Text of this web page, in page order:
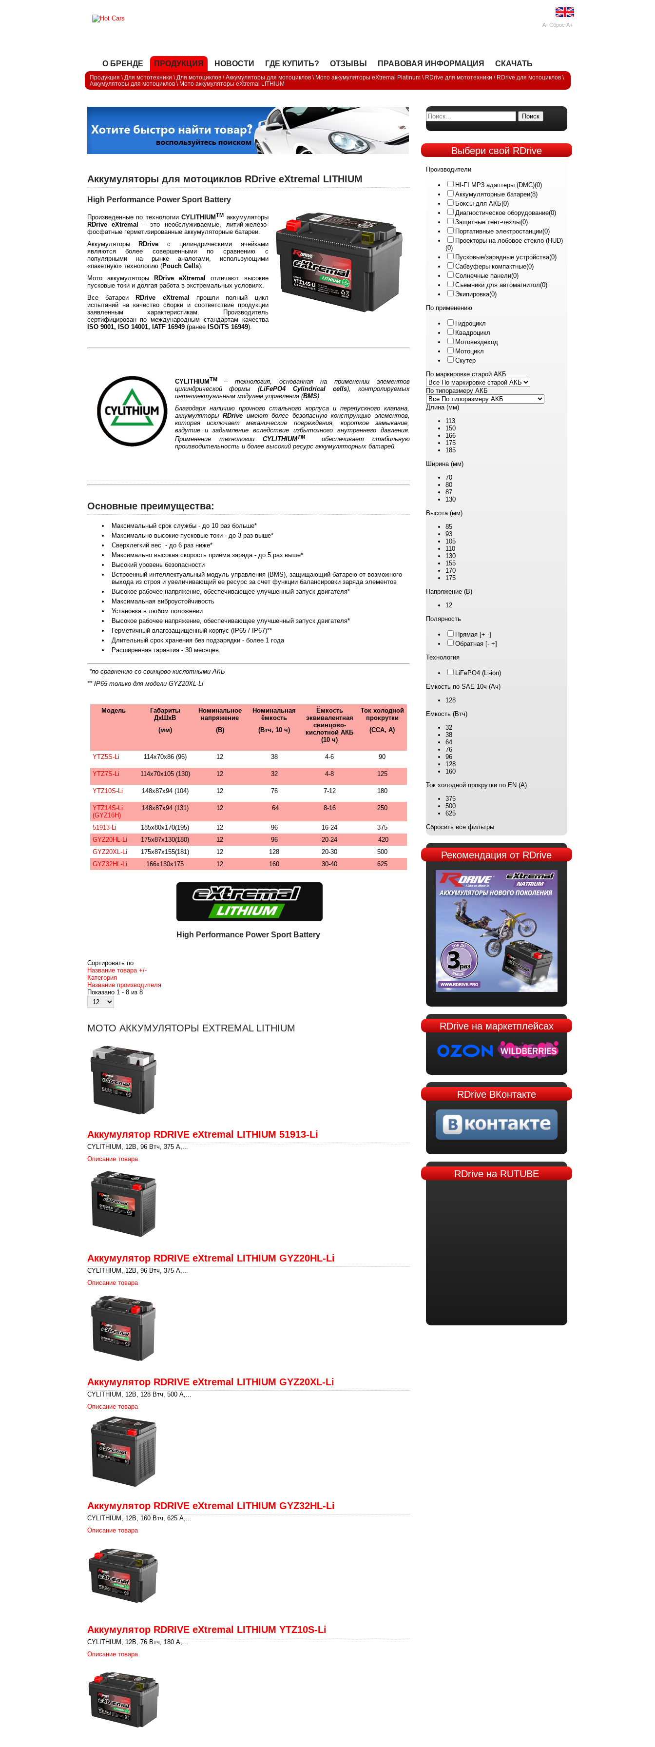
A- Сброс A+
О БРЕНДЕ ПРОДУКЦИЯ НОВОСТИ ГДЕ КУПИТЬ? ОТЗЫВЫ ПРАВОВАЯ ИНФОРМАЦИЯ СКАЧАТЬ
Продукция \ Для мототехники \ Для мотоциклов\ Аккумуляторы для мотоциклов\ Мото аккумуляторы eXtremal Platinum\ RDrive для мототехники \ RDrive для мотоциклов\
Аккумуляторы для мотоциклов\ Мото аккумуляторы eXtremal LITHIUM
Аккумуляторы для мотоциклов RDrive eXtremal LITHIUM
High Performance Power Sport Battery
Произведенные по технологии CYLITHIUMТМ аккумуляторы
RDrive eXtremal
- это необслуживаемые, литий-железо-
фосфатные герметизированные аккумуляторные батареи.
Аккумуляторы
RDrive с цилиндрическими ячейками
являются более совершенными по сравнению с
популярными на рынке аналогами, использующими
«пакетную» технологию (Pouch Cells).
Мото аккумуляторы
RDrive eXtremal
отличают высокие
пусковые токи и долгая работа в экстремальных условиях.
Все батареи
RDrive eXtremal
прошли полный цикл
испытаний на качество сборки и соответствие продукции
заявленным характеристикам. Производитель
сертифицирован по международным стандартам качества
ISO 9001, ISO 14001, IATF 16949 (ранееISO/TS 16949).
CYLITHIUMТМ
– технология, основанная на применении элементов
цилиндрической формы (LiFePO4 Cylindrical cells), контролируемых
интеллектуальным модулем управления (BMS).
Благодаря наличию прочного стального корпуса и перепускного клапана,
аккумуляторы RDrive имеют более безопасную конструкцию элементов,
которая исключает механические повреждения, короткое замыкание,
вздутие и задымление вследствие избыточного внутреннего давления.
Применение технологии CYLITHIUMТМобеспечивает стабильную
производительность и более высокий ресурс аккумуляторных батарей.
Основные преимущества:
Максимальный срок службы - до 10 раз больше*
Максимально высокие пусковые токи - до 3 раз выше*
Сверхлегкий вес - до 6 раз ниже*
Максимально высокая скорость приёма заряда - до 5 раз выше*
Высокий уровень безопасности
Встроенный интеллектуальный модуль управления (BMS), защищающий батарею от возможного
выхода из строя и увеличивающий ее ресурс за счет функции балансировки заряда элементов
Высокое рабочее напряжение, обеспечивающее улучшенный запуск двигателя*
Максимальная виброустойчивость
Установка в любом положении
Высокое рабочее напряжение, обеспечивающее улучшенный запуск двигателя*
Герметичный влагозащищенный корпус (IP65 / IP67)**
Длительный срок хранения без подзарядки - более 1 года
Расширенная гарантия - 30 месяцев.
*по сравнению со свинцово-кислотными АКБ
** IP65 только для модели GYZ20XL-Li
Модель
Габариты
ДхШхВ
(мм)
Номинальное
напряжение
(В)
Номинальная
ёмкость
(Втч, 10 ч)
Ёмкость
эквивалентная
свинцово-
кислотной АКБ
(10 ч)
Ток холодной
прокрутки
(ССА, A)
YTZ5S-Li 114x70x86 (96) 12 38 4-6 90
YTZ7S-Li 114x70x105 (130) 12 32 4-8 125
YTZ10S-Li 148х87х94 (104) 12 76 7-12 180
YTZ14S-Li
(GYZ16H)
148х87х94 (131) 12 64 8-16 250
51913-Li 185x80x170(195) 12 96 16-24
375
GYZ20HL-Li
175х87х130(180) 12 96 20-24
420
GYZ20XL-Li
175х87х155(181) 12 128 20-30
500
GYZ32HL-Li
166х130х175 12 160 30-40 625
High Performance Power Sport Battery
Сортировать по
Название товара +/-
Категория
Название производителя
Показано 1 - 8 из 8
МОТО АККУМУЛЯТОРЫ EXTREMAL LITHIUM
Аккумулятор RDRIVE eXtremal LITHIUM 51913-Li
CYLITHIUM, 12В, 96 Втч, 375 A,...
Описание товара
Аккумулятор RDRIVE eXtremal LITHIUM GYZ20HL-Li
CYLITHIUM, 12В, 96 Втч, 375 A,...
Описание товара
Аккумулятор RDRIVE eXtremal LITHIUM GYZ20XL-Li
CYLITHIUM, 12В, 128 Втч, 500 A,...
Описание товара
Аккумулятор RDRIVE eXtremal LITHIUM GYZ32HL-Li
CYLITHIUM, 12В, 160 Втч, 625 A,...
Описание товара
Аккумулятор RDRIVE eXtremal LITHIUM YTZ10S-Li
CYLITHIUM, 12В, 76 Втч, 180 А,...
Описание товара
Поиск
Выберисвой RDrive
Производители
HI-FI MP3 адаптеры (DMC)(0)
Аккумуляторные батареи(8)
Боксы для АКБ(0)
Диагностическое оборудование(0)
Защитные тент-чехлы(0)
Портативные электростанции(0)
Проекторы на лобовое стекло (HUD)
(0)
Пусковые/зарядные устройства(0)
Сабвуферы компактные(0)
Солнечные панели(0)
Съемники для автомагнитол(0)
Экипировка(0)
По применению
Гидроцикл
Квадроцикл
Мотовездеход
Мотоцикл
Скутер
По маркировке старой АКБ
По типоразмеру АКБ
Длина (мм)
113
150
166
175
185
Ширина (мм)
70
80
87
130
Высота (мм)
85
93
105
110
130
155
170
175
Напряжение (В)
12
Полярность
Прямая [+ -]
Обратная [- +]
Технология
LiFePO4 (Li-ion)
Емкость по SAE 10ч (Ач)
128
Емкость (Втч)
32
38
64
76
96
128
160
Ток холодной прокрутки по EN (А)
375
500
625
Сбросить все фильтры
Рекомендацияот RDrive
RDriveна маркетплейсах
RDriveВКонтакте
RDriveна RUTUBE